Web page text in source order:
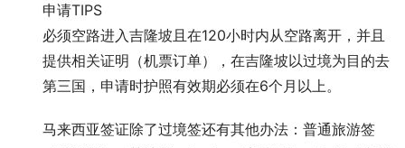
申请TIPS
必须空路进入吉隆坡且在120小时内从空路离开，并且
提供相关证明（机票订单），在吉隆坡以过境为目的去
第三国，申请时护照有效期必须在6个月以上。
马来西亚签证除了过境签还有其他办法：普通旅游签